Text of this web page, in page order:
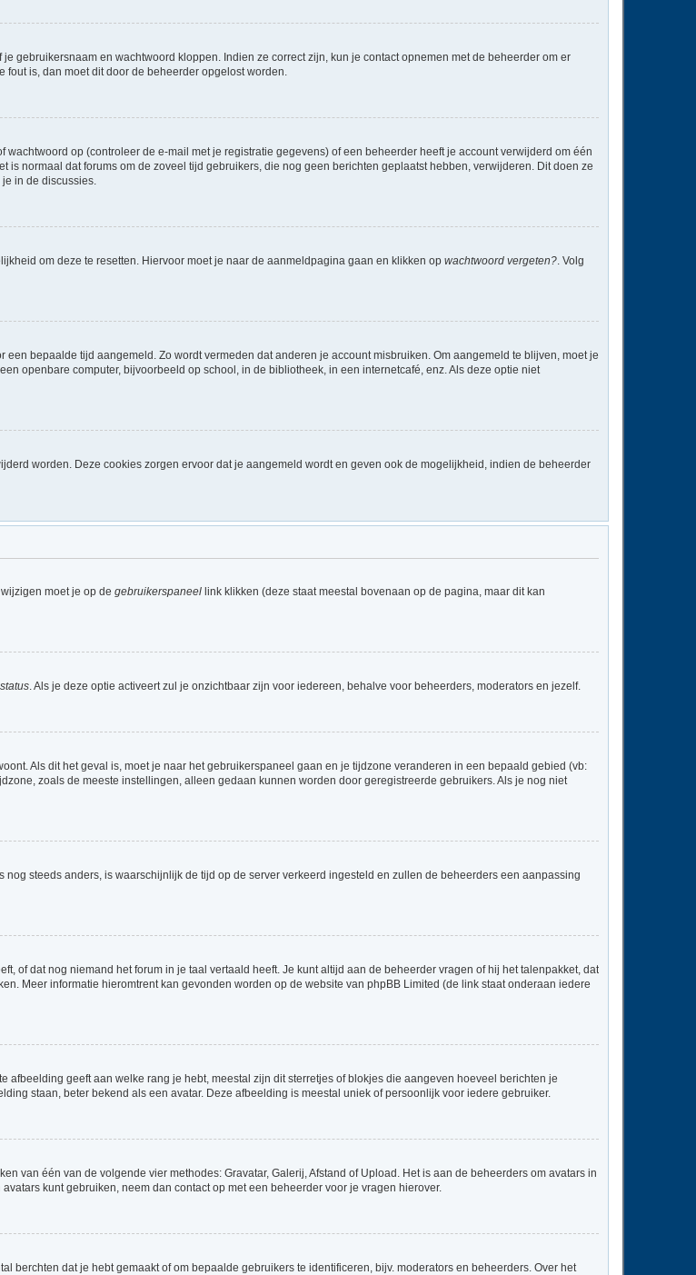
gebruikersnaam en wachtwoord kloppen. Indien ze correct zijn, kun je contact opnemen met de beheerder om er
is, dan moet dit door de beheerder opgelost worden.
op (controleer de e-mail met je registratie gegevens) of een beheerder heeft je account verwijderd om één
normaal dat forums om de zoveel tijd gebruikers, die nog geen berichten geplaatst hebben, verwijderen. Dit doen ze
in de discussies.
om deze te resetten. Hiervoor moet je naar de aanmeldpagina gaan en klikken op wachtwoord vergeten?. Volg
een bepaalde tijd aangemeld. Zo wordt vermeden dat anderen je account misbruiken. Om aangemeld te blijven, moet je
openbare computer, bijvoorbeeld op school, in de bibliotheek, in een internetcafé, enz. Als deze optie niet
worden. Deze cookies zorgen ervoor dat je aangemeld wordt en geven ook de mogelijkheid, indien de beheerder
moet je op de gebruikerspaneel link klikken (deze staat meestal bovenaan op de pagina, maar dit kan
. Als je deze optie activeert zul je onzichtbaar zijn voor iedereen, behalve voor beheerders, moderators en jezelf.
Als dit het geval is, moet je naar het gebruikerspaneel gaan en je tijdzone veranderen in een bepaald gebied (vb:
zoals de meeste instellingen, alleen gedaan kunnen worden door geregistreerde gebruikers. Als je nog niet
steeds anders, is waarschijnlijk de tijd op de server verkeerd ingesteld en zullen de beheerders een aanpassing
of dat nog niemand het forum in je taal vertaald heeft. Je kunt altijd aan de beheerder vragen of hij het talenpakket, dat
Meer informatie hieromtrent kan gevonden worden op de website van phpBB Limited (de link staat onderaan iedere
geeft aan welke rang je hebt, meestal zijn dit sterretjes of blokjes die aangeven hoeveel berichten je
staan, beter bekend als een avatar. Deze afbeelding is meestal uniek of persoonlijk voor iedere gebruiker.
van één van de volgende vier methodes: Gravatar, Galerij, Afstand of Upload. Het is aan de beheerders om avatars in
kunt gebruiken, neem dan contact op met een beheerder voor je vragen hierover.
berchten dat je hebt gemaakt of om bepaalde gebruikers te identificeren, bijv. moderators en beheerders. Over het